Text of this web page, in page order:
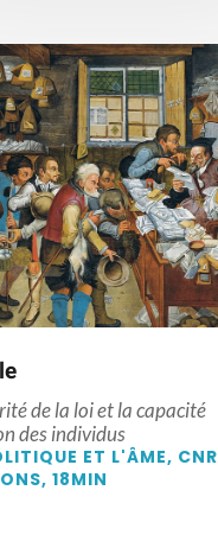
de la loi et la capacité
des individus
ET L'ÂME,
18MIN